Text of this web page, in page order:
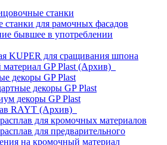
станки
станки для рамочных фасадов
бывшее в употреблении
KUPER для сращивания шпона
GP Plast (Архив)
декоры GP Plast
декоры GP Plast
декоры GP Plast
RAYT (Архив)
для кромочных материалов
для предварительного
на кромочный материал